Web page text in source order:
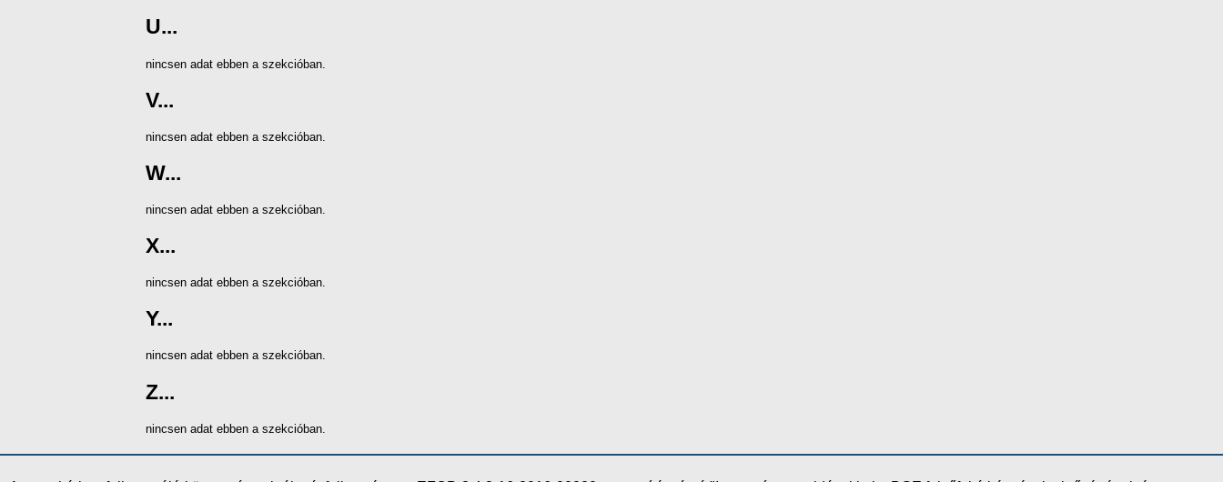
U...
nincsen adat ebben a szekcióban.
V...
nincsen adat ebben a szekcióban.
W...
nincsen adat ebben a szekcióban.
X...
nincsen adat ebben a szekcióban.
Y...
nincsen adat ebben a szekcióban.
Z...
nincsen adat ebben a szekcióban.